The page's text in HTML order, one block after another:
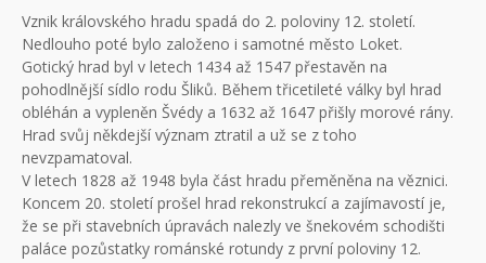
Vznik královského hradu spadá do 2. poloviny 12. století.
Nedlouho poté bylo založeno i samotné město Loket.
Gotický hrad byl v letech 1434 až 1547 přestavěn na
pohodlnější sídlo rodu Šliků. Během třicetileté války byl hrad
obléhán a vypleněn Švédy a 1632 až 1647 přišly morové rány.
Hrad svůj někdejší význam ztratil a už se z toho
nevzpamatoval.
V letech 1828 až 1948 byla část hradu přeměněna na věznici.
Koncem 20. století prošel hrad rekonstrukcí a zajímavostí je,
že se při stavebních úpravách nalezly ve šnekovém schodišti
paláce pozůstatky románské rotundy z první poloviny 12.